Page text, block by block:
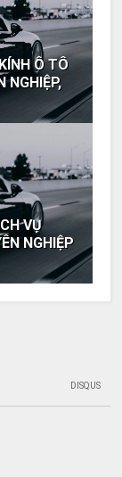
Ô TÔ
NGHIỆP,
VỤ
NGHIỆP
DISQUS